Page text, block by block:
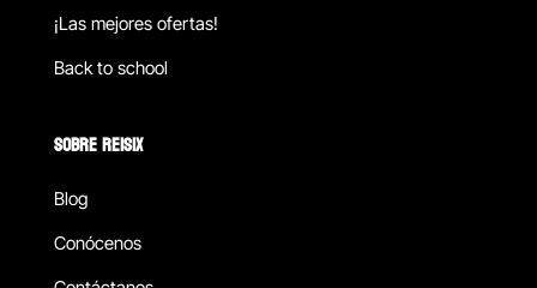
¡Las mejores ofertas!
Back to school
SOBRE REISIX
Blog
Conócenos